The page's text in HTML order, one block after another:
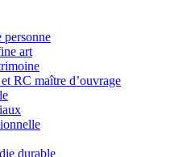
personne
art
RC maître d’ouvrage
durable